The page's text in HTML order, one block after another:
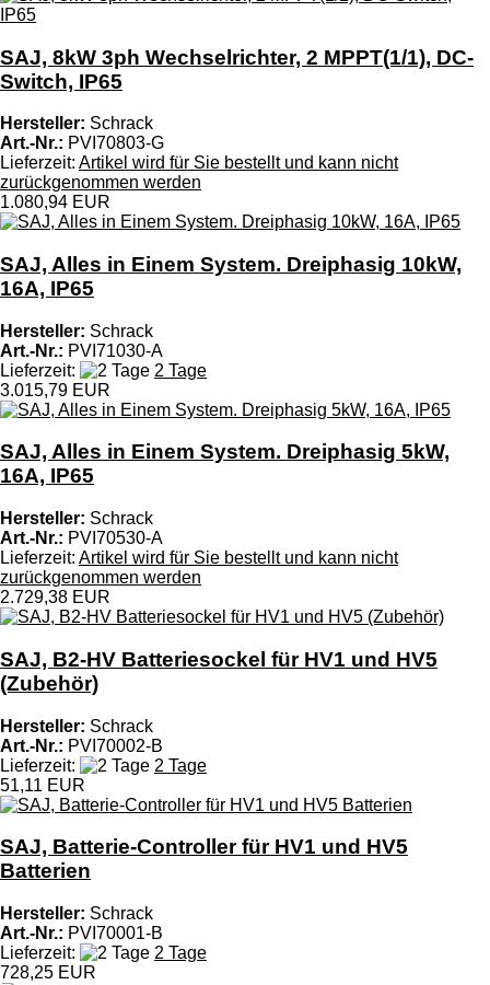
SAJ, 8kW 3ph Wechselrichter, 2 MPPT(1/1), DC-
Switch, IP65
Hersteller: Schrack
Art.-Nr.: PVI70803-G
Lieferzeit: Artikel wird für Sie bestellt und kann nicht
zurückgenommen werden
1.080,94 EUR
SAJ, Alles in Einem System. Dreiphasig 10kW,
16A, IP65
Hersteller: Schrack
Art.-Nr.: PVI71030-A
Lieferzeit:
2 Tage
3.015,79 EUR
SAJ, Alles in Einem System. Dreiphasig 5kW,
16A, IP65
Hersteller: Schrack
Art.-Nr.: PVI70530-A
Lieferzeit: Artikel wird für Sie bestellt und kann nicht
zurückgenommen werden
2.729,38 EUR
SAJ, B2-HV Batteriesockel für HV1 und HV5
(Zubehör)
Hersteller: Schrack
Art.-Nr.: PVI70002-B
Lieferzeit:
2 Tage
51,11 EUR
SAJ, Batterie-Controller für HV1 und HV5
Batterien
Hersteller: Schrack
Art.-Nr.: PVI70001-B
Lieferzeit:
2 Tage
728,25 EUR